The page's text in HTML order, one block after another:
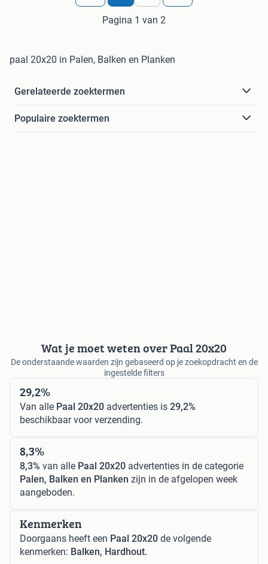
Pagina 1 van 2
paal 20x20 in Palen, Balken en Planken
Gerelateerde zoektermen
Populaire zoektermen
Wat je moet weten over Paal 20x20
De onderstaande waarden zijn gebaseerd op je zoekopdracht en de
ingestelde filters
29,2%
Van alle Paal 20x20 advertenties is 29,2%
beschikbaar voor verzending.
8,3%
8,3% van alle Paal 20x20 advertenties in de categorie
Palen, Balken en Planken zijn in de afgelopen week
aangeboden.
Kenmerken
Doorgaans heeft een Paal 20x20 de volgende
kenmerken: Balken, Hardhout.